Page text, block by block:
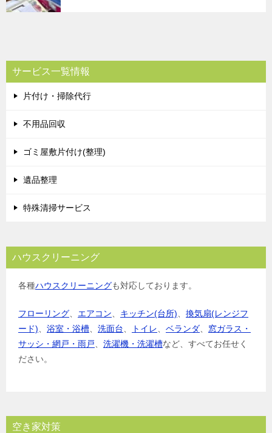
サービス一覧情報
片付け・掃除代行
不用品回収
ゴミ屋敷片付け(整理)
遺品整理
特殊清掃サービス
ハウスクリーニング
各種ハウスクリーニングも対応しております。
フローリング、 エアコン、 キッチン(台所)、 換気扇(レンジフ
ード)、 浴室・浴槽、 洗面台、 トイレ、 ベランダ、 窓ガラス・
サッシ・網戸・雨戸、 洗濯機・洗濯槽など、すべてお任せく
ださい。
空き家対策